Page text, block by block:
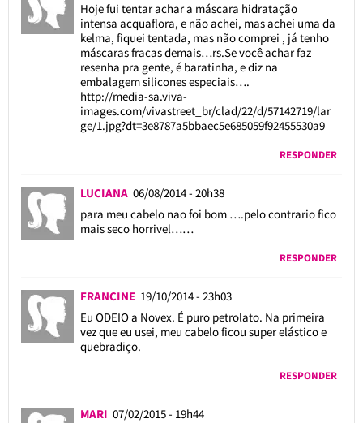
Hoje fui tentar achar a máscara hidratação
intensa acquaflora, e não achei, mas achei uma da
kelma, fiquei tentada, mas não comprei , já tenho
máscaras fracas demais…rs.Se você achar faz
resenha pra gente, é baratinha, e diz na
embalagem silicones especiais….
http://media-sa.viva-
images.com/vivastreet_br/clad/22/d/57142719/lar
ge/1.jpg?dt=3e8787a5bbaec5e685059f92455530a9
RESPONDER
LUCIANA 06/08/2014 - 20h38
para meu cabelo nao foi bom ….pelo contrario fico
mais seco horrivel……
RESPONDER
FRANCINE 19/10/2014 - 23h03
Eu ODEIO a Novex. É puro petrolato. Na primeira
vez que eu usei, meu cabelo ficou super elástico e
quebradiço.
RESPONDER
MARI 07/02/2015 - 19h44